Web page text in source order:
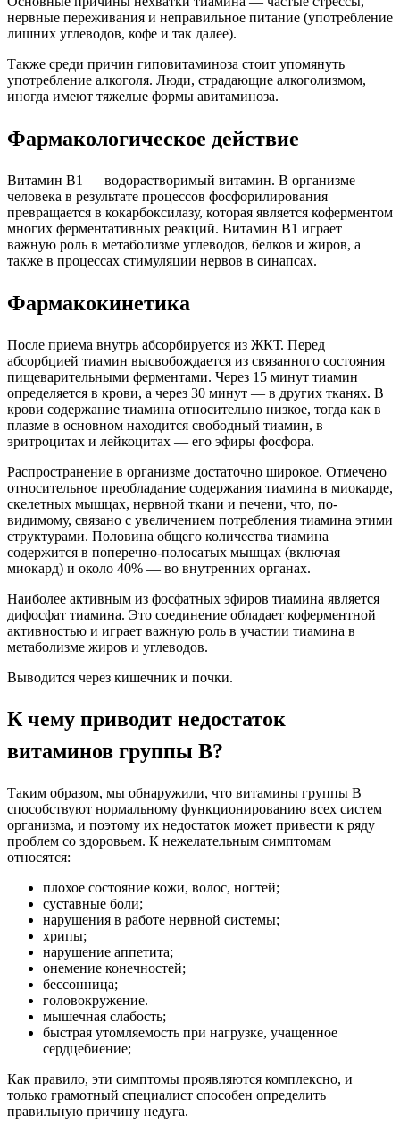
нервные переживания и неправильное питание (употребление
лишних углеводов, кофе и так далее).
Также среди причин гиповитаминоза стоит упомянуть
употребление алкоголя. Люди, страдающие алкоголизмом,
иногда имеют тяжелые формы авитаминоза.
Фармакологическое действие
Витамин B1 — водорастворимый витамин. В организме
человека в результате процессов фосфорилирования
превращается в кокарбоксилазу, которая является коферментом
многих ферментативных реакций. Витамин B1 играет
важную роль в метаболизме углеводов, белков и жиров, а
также в процессах стимуляции нервов в синапсах.
Фармакокинетика
После приема внутрь абсорбируется из ЖКТ. Перед
абсорбцией тиамин высвобождается из связанного состояния
пищеварительными ферментами. Через 15 минут тиамин
определяется в крови, а через 30 минут — в других тканях. В
крови содержание тиамина относительно низкое, тогда как в
плазме в основном находится свободный тиамин, в
эритроцитах и ​​лейкоцитах — его эфиры фосфора.
Распространение в организме достаточно широкое. Отмечено
относительное преобладание содержания тиамина в миокарде,
скелетных мышцах, нервной ткани и печени, что, по-
видимому, связано с увеличением потребления тиамина этими
структурами. Половина общего количества тиамина
содержится в поперечно-полосатых мышцах (включая
миокард) и около 40% — во внутренних органах.
Наиболее активным из фосфатных эфиров тиамина является
дифосфат тиамина. Это соединение обладает коферментной
активностью и играет важную роль в участии тиамина в
метаболизме жиров и углеводов.
Выводится через кишечник и почки.
К чему приводит недостаток
витаминов группы B?
Таким образом, мы обнаружили, что витамины группы В
способствуют нормальному функционированию всех систем
организма, и поэтому их недостаток может привести к ряду
проблем со здоровьем. К нежелательным симптомам
относятся:
плохое состояние кожи, волос, ногтей;
суставные боли;
нарушения в работе нервной системы;
хрипы;
нарушение аппетита;
онемение конечностей;
бессонница;
головокружение.
мышечная слабость;
быстрая утомляемость при нагрузке, учащенное
сердцебиение;
Как правило, эти симптомы проявляются комплексно, и
только грамотный специалист способен определить
правильную причину недуга.